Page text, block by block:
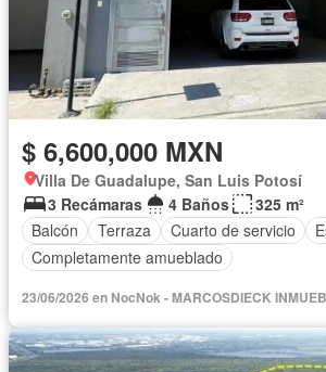
$ 6,600,000 MXN
Villa De Guadalupe, San Luis Potosí
3 Recámaras
4 Baños
325 m²
Balcón
Terraza Cuarto de servicio
Completamente amueblado
23/06/2026 en NocNok - MARCOSDIECK